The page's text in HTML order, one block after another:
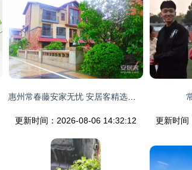
更新时间：2026-08-06 14:32:12 更新时间